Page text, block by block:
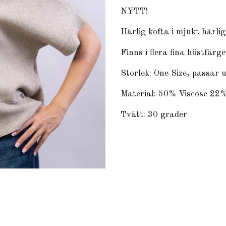
NYTT!
Härlig kofta i mjukt
Finns i flera fina
Storlek: One Size, passar
Material: 50% Viscose
Tvätt: 30 grader